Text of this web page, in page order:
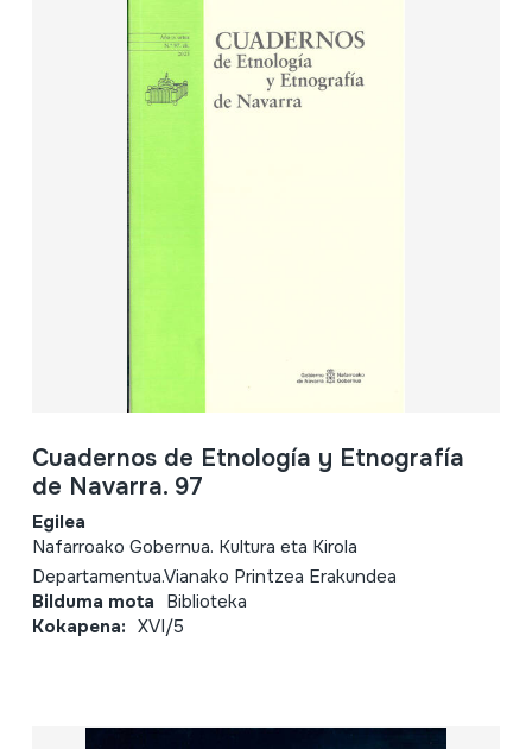
Cuadernos de Etnología y Etnografía
de Navarra. 97
Egilea
Nafarroako Gobernua. Kultura eta Kirola
Departamentua.Vianako Printzea Erakundea
Bilduma mota Biblioteka
Kokapena: XVI/5